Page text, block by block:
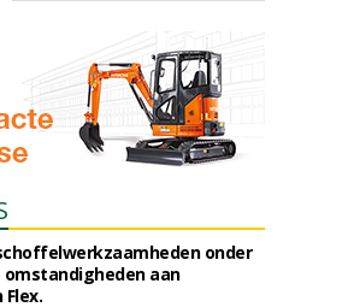
onder
aan